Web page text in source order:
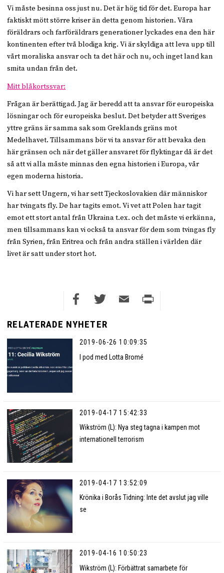
RELATERADE NYHETER
2019-06-26 10:09:35
I pod med Lotta Bromé
2019-04-17 15:42:33
Wikström (L): Nya steg tagna i kampen mot
internationell terrorism
2019-04-17 13:52:09
Krönika i Borås Tidning: Inte det avslut jag ville
se
2019-04-16 10:50:23
Wikström (L): Förbättrat samarbete för
Vi måste besinna oss just nu. Det är hög tid för det. Europa har
faktiskt mött större kriser än detta genom historien. Våra
föräldrars och farföräldrars generationer lyckades ena den här
kontinenten efter två blodiga krig. Vi är skyldiga att leva upp till
vårt moraliska ansvar och ta det här och nu, och inget land kan
smita undan från det.
Mitt blåkortssvar:
Frågan är berättigad. Jag är beredd att ta ansvar för europeiska
lösningar och för europeiska beslut. Det betyder att Sveriges
yttre gräns är samma sak som Greklands gräns mot
Medelhavet. Tillsammans bör vi ta ansvar för att bevaka den
här gränsen och när det gäller ansvaret för flyktingar då är det
så att vi alla måste minnas den egna historien i Europa, vår
egen moderna historia.
Vi har sett Ungern, vi har sett Tjeckoslovakien där människor
har tvingats fly. De har tagits emot. Vi vet att Polen har tagit
emot ett stort antal från Ukraina t.ex. och det måste vi erkänna,
men tillsammans kan vi också ta ansvar för dem som tvingas fly
från Syrien, från Eritrea och från andra ställen i världen där
livet är satt under stort hot.
Facebook
Twitter
Email